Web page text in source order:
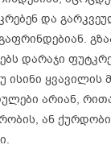
და
დარაჯი
ისინი ყვავილის
არიან,
ან